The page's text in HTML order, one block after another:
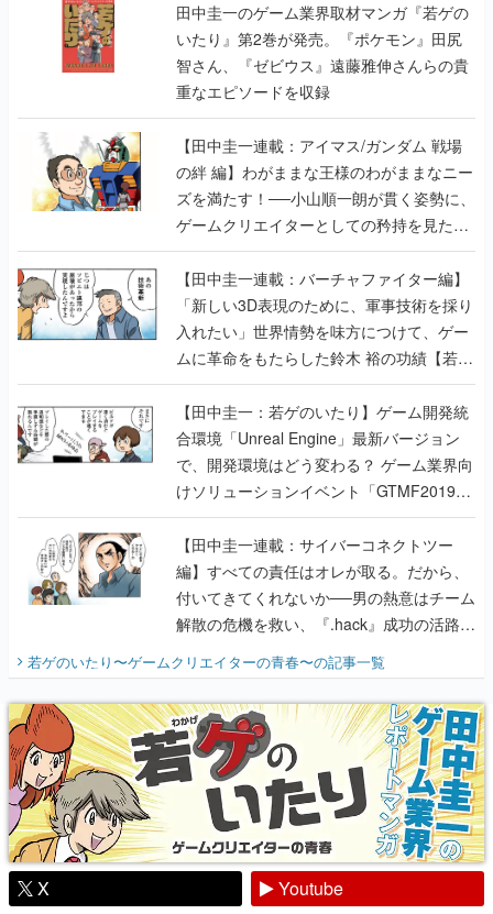
田中圭一のゲーム業界取材マンガ『若ゲの
いたり』第2巻が発売。『ポケモン』田尻
智さん、『ゼビウス』遠藤雅伸さんらの貴
重なエピソードを収録
【田中圭一連載：アイマス/ガンダム 戦場
の絆 編】わがままな王様のわがままなニー
ズを満たす！──小山順一朗が貫く姿勢に、
ゲームクリエイターとしての矜持を見た
【若ゲのいたり最終回】
【田中圭一連載：バーチャファイター編】
「新しい3D表現のために、軍事技術を採り
入れたい」世界情勢を味方につけて、ゲー
ムに革命をもたらした鈴木 裕の功績【若ゲ
のいたり】
【田中圭一：若ゲのいたり】ゲーム開発統
合環境「Unreal Engine」最新バージョン
で、開発環境はどう変わる？ ゲーム業界向
けソリューションイベント「GTMF2019」
に行って、より理解を深めよう【PR】
【田中圭一連載：サイバーコネクトツー
編】すべての責任はオレが取る。だから、
付いてきてくれないか──男の熱意はチーム
解散の危機を救い、『.hack』成功の活路を
開く。業界の快男児・松山 洋に流れる血は
『少年ジャンプ』色だった【若ゲのいた
り】
若ゲのいたり〜ゲームクリエイターの青春〜の記事一覧
X
Youtube